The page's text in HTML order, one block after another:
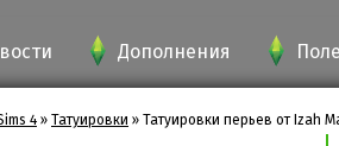
Дополнения
4 » Татуировки » Татуировки перьев от Izah